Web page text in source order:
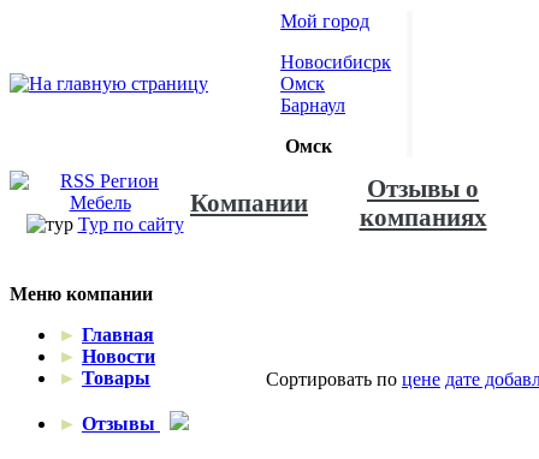
Мой город
Новосибисрк
Омск
Барнаул
Омск
Тур по сайту
Компании
Отзывы о
компаниях
Меню компании
► Главная
► Новости
► Товары
► Отзывы
Сортировать по цене дате